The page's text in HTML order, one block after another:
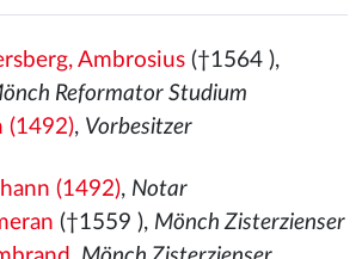
Ambrosius(†1564 ),
Reformator Studium
(1492), Vorbesitzer
(1492), Notar
(†1559 ), Mönch Zisterzienser